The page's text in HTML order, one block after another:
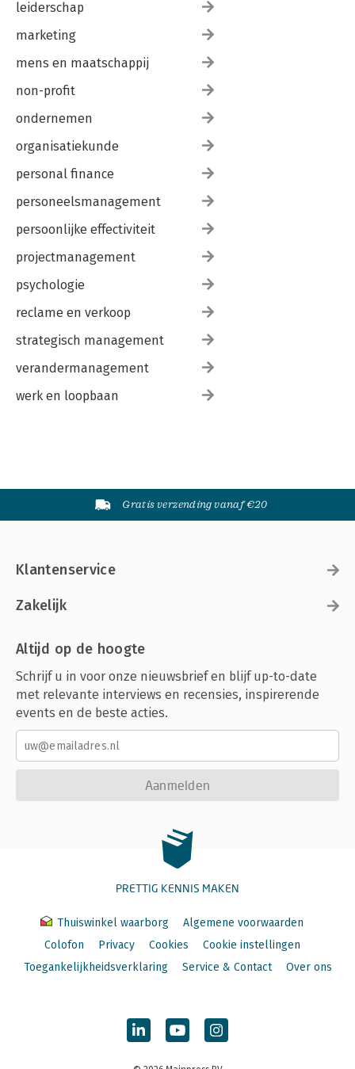
leiderschap
marketing
mens en maatschappij
non-profit
ondernemen
organisatiekunde
personal finance
personeelsmanagement
persoonlijke effectiviteit
projectmanagement
psychologie
reclame en verkoop
strategisch management
verandermanagement
werk en loopbaan
Gratis verzending vanaf €20
Klantenservice
Zakelijk
Altijd op de hoogte
Schrijf u in voor onze nieuwsbrief en blijf up-to-date
met relevante interviews en recensies, inspirerende
events en de beste acties.
Aanmelden
PRETTIG KENNIS MAKEN
Thuiswinkel waarborg
Algemene voorwaarden
Colofon
Privacy Cookies
Cookie instellingen
Toegankelijkheidsverklaring
Service & Contact Over ons